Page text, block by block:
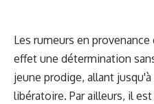
Les rumeurs en
effet une détermination
jeune prodige, allant
libératoire. Par ailleurs, il